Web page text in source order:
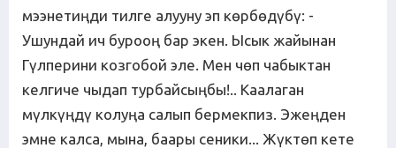
мээнетиңди тилге алууну эп көрбөдүбү: -
Ушундай ич бурооң бар экен. Ысык жайынан
Гүлперини козгобой эле. Мен чөп чабыктан
келгиче чыдап турбайсыңбы!.. Каалаган
мүлкүңдү колуңа салып бермекпиз. Эжеңден
эмне калса, мына, баары сеники... Жүктөп кете